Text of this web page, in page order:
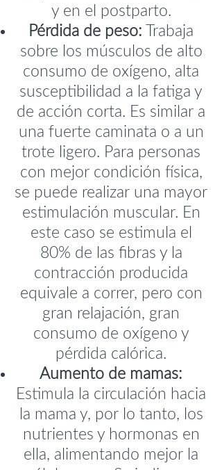
y en el postparto.
Pérdida de peso: Trabaja
sobre los músculos de alto
consumo de oxígeno, alta
susceptibilidad a la fatiga y
de acción corta. Es similar a
una fuerte caminata o a un
trote ligero. Para personas
con mejor condición física,
se puede realizar una mayor
estimulación muscular. En
este caso se estimula el
80% de las fibras y la
contracción producida
equivale a correr, pero con
gran relajación, gran
consumo de oxígeno y
pérdida calórica.
Aumento de mamas:
Estimula la circulación hacia
la mama y, por lo tanto, los
nutrientes y hormonas en
ella, alimentando mejor la